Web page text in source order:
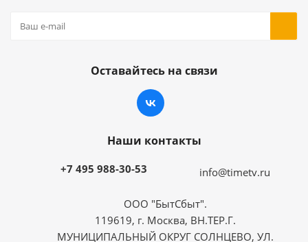
Оставайтесь на связи
Наши контакты
+7 495 988-30-53 info@timetv.ru
ООО "БытСбыт".
119619, г. Москва, ВН.ТЕР.Г.
МУНИЦИПАЛЬНЫЙ ОКРУГ СОЛНЦЕВО, УЛ.